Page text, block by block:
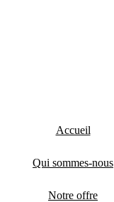
Accueil
Qui sommes-nous
Notre offre